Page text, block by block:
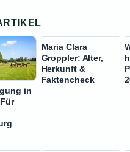
in
Maria Clara
Groppler: Alter,
Herkunft &
Faktencheck